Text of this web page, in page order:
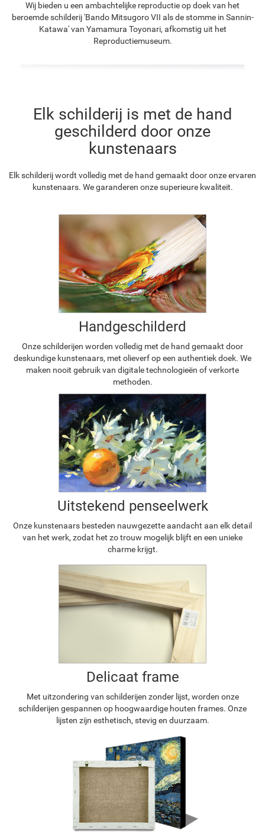
Wij bieden u een ambachtelijke reproductie op doek van het
beroemde schilderij 'Bando Mitsugoro VII als de stomme in Sannin-
Katawa' van Yamamura Toyonari, afkomstig uit het
Reproductiemuseum.
Elk schilderij is met de hand
geschilderd door onze
kunstenaars
Elk schilderij wordt volledig met de hand gemaakt door onze ervaren
kunstenaars. We garanderen onze superieure kwaliteit.
Handgeschilderd
Onze schilderijen worden volledig met de hand gemaakt door
deskundige kunstenaars, met olieverf op een authentiek doek. We
maken nooit gebruik van digitale technologieën of verkorte
methoden.
Uitstekend penseelwerk
Onze kunstenaars besteden nauwgezette aandacht aan elk detail
van het werk, zodat het zo trouw mogelijk blijft en een unieke
charme krijgt.
Delicaat frame
Met uitzondering van schilderijen zonder lijst, worden onze
schilderijen gespannen op hoogwaardige houten frames. Onze
lijsten zijn esthetisch, stevig en duurzaam.